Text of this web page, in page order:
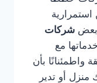
استمرارية
بعض شركات
مع
واطمئنانًا بأن
أو تدير